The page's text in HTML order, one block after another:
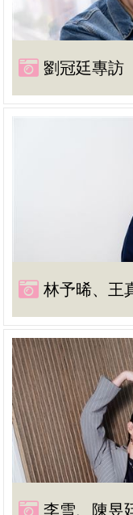
劉冠廷專訪
林予晞、王
李雪、陳昱